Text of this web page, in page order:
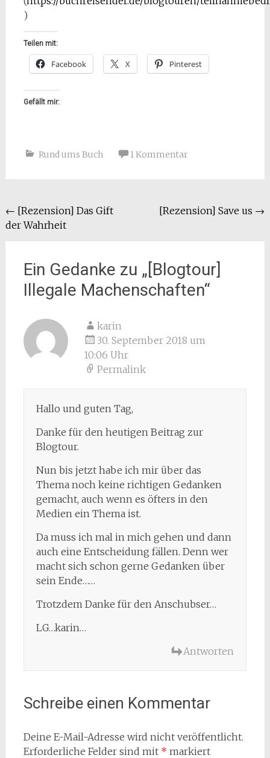
)
Teilen mit:
Facebook X Pinterest
Gefällt mir:
Rund ums Buch 1 Kommentar
Beitragsnavigation
← [Rezension] Das Gift
der Wahrheit
[Rezension] Save us →
Ein Gedanke zu „[Blogtour]
Illegale Machenschaften“
karin
30. September 2018 um
10:06 Uhr
Permalink
Hallo und guten Tag,
Danke für den heutigen Beitrag zur
Blogtour.
Nun bis jetzt habe ich mir über das
Thema noch keine richtigen Gedanken
gemacht, auch wenn es öfters in den
Medien ein Thema ist.
Da muss ich mal in mich gehen und dann
auch eine Entscheidung fällen. Denn wer
macht sich schon gerne Gedanken über
sein Ende……
Trotzdem Danke für den Anschubser…
LG…karin…
Antworten
Schreibe einen Kommentar
Deine E-Mail-Adresse wird nicht veröffentlicht.
Erforderliche Felder sind mit * markiert